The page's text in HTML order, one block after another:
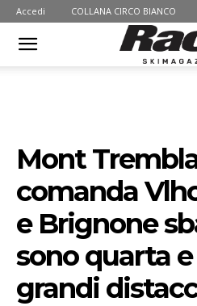
Accedi COLLANA CIRCO BIANCO
Mont
comanda
e Brignone
sono quarta
grandi